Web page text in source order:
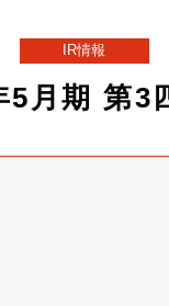
IR情報
5月期 第3